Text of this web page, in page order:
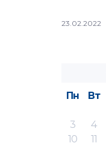
23.02.2022
Пн
Вт
3
4
10
11